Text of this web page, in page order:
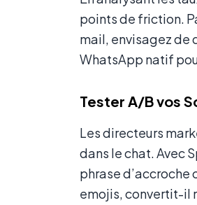
points de friction.
mail, envisagez de
WhatsApp natif
Tester A/B vos
Les directeurs
dans le chat. Avec
phrase d’accroche
emojis, convertit-il